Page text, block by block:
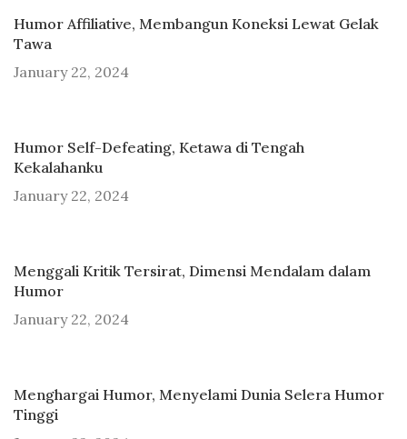
Humor Affiliative, Membangun Koneksi Lewat Gelak
Tawa
January 22, 2024
Humor Self-Defeating, Ketawa di Tengah
Kekalahanku
January 22, 2024
Menggali Kritik Tersirat, Dimensi Mendalam dalam
Humor
January 22, 2024
Menghargai Humor, Menyelami Dunia Selera Humor
Tinggi